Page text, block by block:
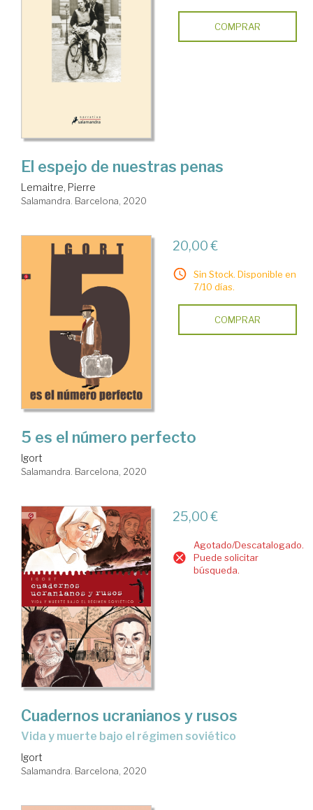
COMPRAR
El espejo de nuestras penas
Lemaitre, Pierre
Salamandra. Barcelona, 2020
20,00 €
Sin Stock. Disponible en
7/10 días.
COMPRAR
5 es el número perfecto
Igort
Salamandra. Barcelona, 2020
25,00 €
Agotado/Descatalogado.
Puede solicitar
búsqueda.
Cuadernos ucranianos y rusos
vida y muerte bajo el régimen soviético
Igort
Salamandra. Barcelona, 2020